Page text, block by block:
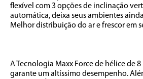
flexível com 3 opções de inclinação
automática, deixa seus ambientes
Melhor distribuição do ar e frescor em
A Tecnologia Maxx Force de hélice de 8
garante um altíssimo desempenho.